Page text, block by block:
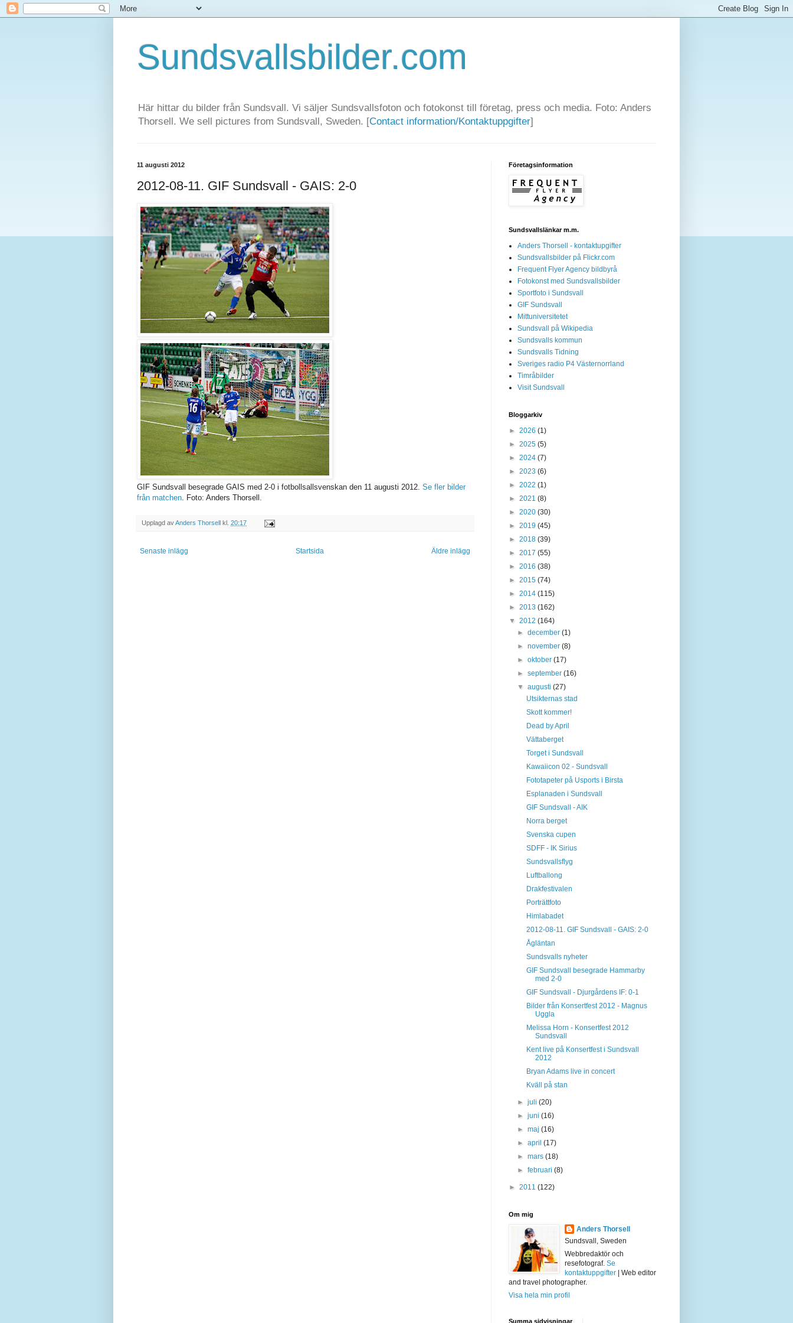
Sundsvallsbilder.com
Här hittar du bilder från Sundsvall. Vi säljer Sundsvallsfoton och fotokonst till företag, press och media. Foto: Anders
Thorsell. We sell pictures from Sundsvall, Sweden. [Contact information/Kontaktuppgifter]
11 augusti 2012
2012-08-11. GIF Sundsvall - GAIS: 2-0
GIF Sundsvall besegrade GAIS med 2-0 i fotbollsallsvenskan den 11 augusti 2012. Se fler bilder
från matchen. Foto: Anders Thorsell.
Upplagd avAnders Thorsell kl. 20:17
Senaste inlägg Äldre inlägg
Startsida
Företagsinformation
Sundsvallslänkar m.m.
Anders Thorsell - kontaktupgifter
Sundsvallsbilder på Flickr.com
Frequent Flyer Agency bildbyrå
Fotokonst med Sundsvallsbilder
Sportfoto i Sundsvall
GIF Sundsvall
Mittuniversitetet
Sundsvall på Wikipedia
Sundsvalls kommun
Sundsvalls Tidning
Sveriges radio P4 Västernorrland
Timråbilder
Visit Sundsvall
Bloggarkiv
► 2026 (1)
► 2025 (5)
► 2024 (7)
► 2023 (6)
► 2022 (1)
► 2021 (8)
► 2020 (30)
► 2019 (45)
► 2018 (39)
► 2017 (55)
► 2016 (38)
► 2015 (74)
► 2014 (115)
► 2013 (162)
▼ 2012 (164)
►december(1)
►november(8)
►oktober(17)
►september(16)
▼augusti(27)
Utsikternas stad
Skott kommer!
Dead by April
Vättaberget
Torget i Sundsvall
Kawaiicon 02 - Sundsvall
Fototapeter på Usports i Birsta
Esplanaden i Sundsvall
GIF Sundsvall - AIK
Norra berget
Svenska cupen
SDFF - IK Sirius
Sundsvallsflyg
Luftballong
Drakfestivalen
Porträttfoto
Himlabadet
2012-08-11. GIF Sundsvall - GAIS: 2-0
Ågläntan
Sundsvalls nyheter
GIF Sundsvall besegrade Hammarby
med 2-0
GIF Sundsvall - Djurgårdens IF: 0-1
Bilder från Konsertfest 2012 - Magnus
Uggla
Melissa Horn - Konsertfest 2012
Sundsvall
Kent live på Konsertfest i Sundsvall
2012
Bryan Adams live in concert
Kväll på stan
►juli(20)
►juni(16)
►maj(16)
►april(17)
►mars(18)
►februari(8)
► 2011 (122)
Om mig
Anders Thorsell
Sundsvall, Sweden
Webbredaktör och
resefotograf. Se
kontaktuppgifter | Web editor
and travel photographer.
Visa hela min profil
Summa sidvisningar